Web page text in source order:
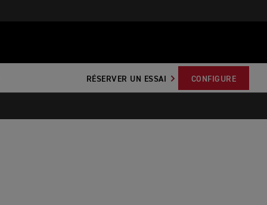
RÉSERVER UN ESSAI CONFIGURE